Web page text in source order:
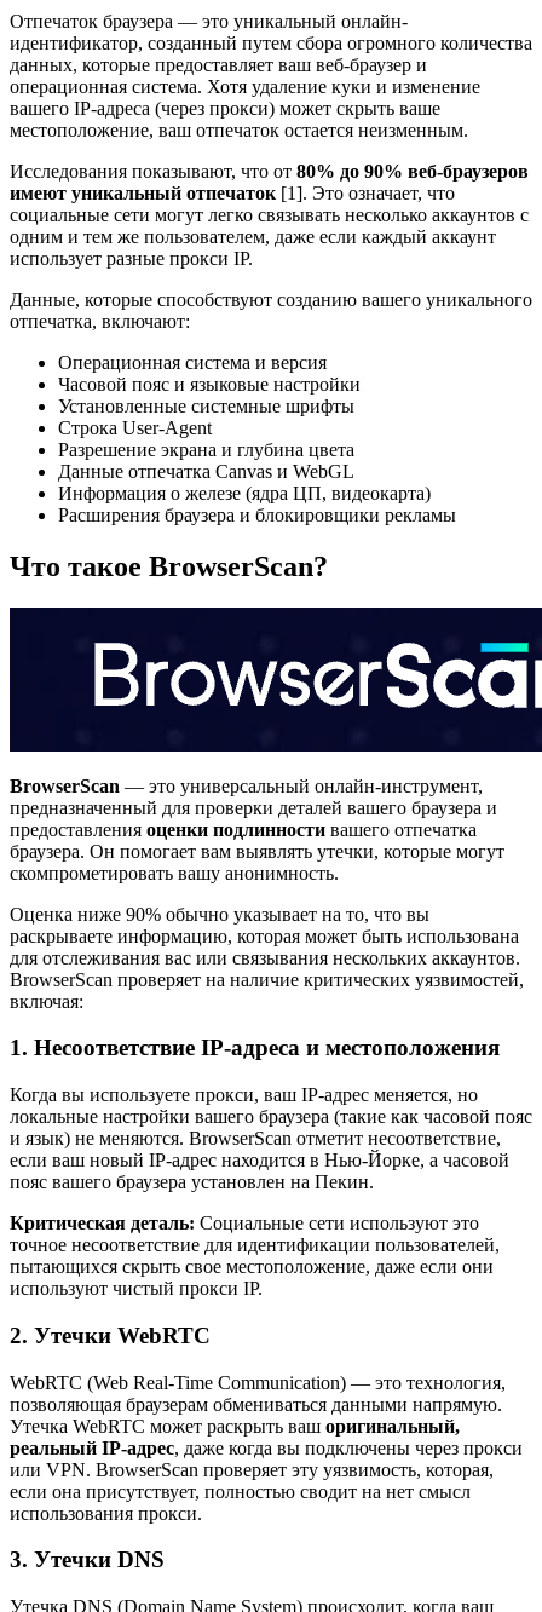
Отпечаток браузера — это уникальный онлайн-
идентификатор, созданный путем сбора огромного количества
данных, которые предоставляет ваш веб-браузер и
операционная система. Хотя удаление куки и изменение
вашего IP-адреса (через прокси) может скрыть ваше
местоположение, ваш отпечаток остается неизменным.
Исследования показывают, что от 80% до 90% веб-браузеров
имеют уникальный отпечаток [1]. Это означает, что
социальные сети могут легко связывать несколько аккаунтов с
одним и тем же пользователем, даже если каждый аккаунт
использует разные прокси IP.
Данные, которые способствуют созданию вашего уникального
отпечатка, включают:
Операционная система и версия
Часовой пояс и языковые настройки
Установленные системные шрифты
Строка User-Agent
Разрешение экрана и глубина цвета
Данные отпечатка Canvas и WebGL
Информация о железе (ядра ЦП, видеокарта)
Расширения браузера и блокировщики рекламы
Что такое BrowserScan?
BrowserScan — это универсальный онлайн-инструмент,
предназначенный для проверки деталей вашего браузера и
предоставления оценки подлинности вашего отпечатка
браузера. Он помогает вам выявлять утечки, которые могут
скомпрометировать вашу анонимность.
Оценка ниже 90% обычно указывает на то, что вы
раскрываете информацию, которая может быть использована
для отслеживания вас или связывания нескольких аккаунтов.
BrowserScan проверяет на наличие критических уязвимостей,
включая:
1. Несоответствие IP-адреса и местоположения
Когда вы используете прокси, ваш IP-адрес меняется, но
локальные настройки вашего браузера (такие как часовой пояс
и язык) не меняются. BrowserScan отметит несоответствие,
если ваш новый IP-адрес находится в Нью-Йорке, а часовой
пояс вашего браузера установлен на Пекин.
Критическая деталь: Социальные сети используют это
точное несоответствие для идентификации пользователей,
пытающихся скрыть свое местоположение, даже если они
используют чистый прокси IP.
2. Утечки WebRTC
WebRTC (Web Real-Time Communication) — это технология,
позволяющая браузерам обмениваться данными напрямую.
Утечка WebRTC может раскрыть ваш оригинальный,
реальный IP-адрес, даже когда вы подключены через прокси
или VPN. BrowserScan проверяет эту уязвимость, которая,
если она присутствует, полностью сводит на нет смысл
использования прокси.
3. Утечки DNS
Утечка DNS (Domain Name System) происходит, когда ваш